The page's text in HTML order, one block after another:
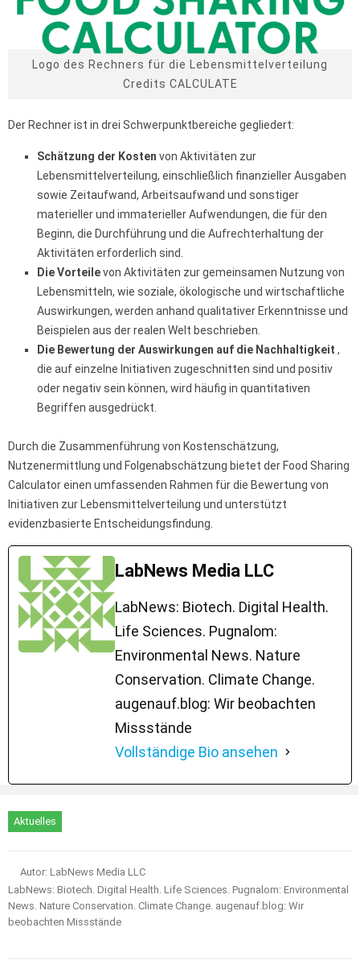
Logo des Rechners für die Lebensmittelverteilung
Credits CALCULATE
Der Rechner ist in drei Schwerpunktbereiche gegliedert:
Schätzung der Kosten von Aktivitäten zur
Lebensmittelverteilung, einschließlich finanzieller Ausgaben
sowie Zeitaufwand, Arbeitsaufwand und sonstiger
materieller und immaterieller Aufwendungen, die für den
Beginn, die Durchführung und die Aufrechterhaltung der
Aktivitäten erforderlich sind.
Die Vorteilevon Aktivitäten zur gemeinsamen Nutzung von
Lebensmitteln, wie soziale, ökologische und wirtschaftliche
Auswirkungen, werden anhand qualitativer Erkenntnisse und
Beispielen aus der realen Welt beschrieben.
Die Bewertung der Auswirkungen auf die Nachhaltigkeit ,
die auf einzelne Initiativen zugeschnitten sind und positiv
oder negativ sein können, wird häufig in quantitativen
Begriffen ausgedrückt.
Durch die Zusammenführung von Kostenschätzung,
Nutzenermittlung und Folgenabschätzung bietet der Food Sharing
Calculator einen umfassenden Rahmen für die Bewertung von
Initiativen zur Lebensmittelverteilung und unterstützt
evidenzbasierte Entscheidungsfindung.
LabNews Media LLC
LabNews: Biotech. Digital Health.
Life Sciences. Pugnalom:
Environmental News. Nature
Conservation. Climate Change.
augenauf.blog: Wir beobachten
Missstände
Vollständige Bio ansehen
Aktuelles
Autor: LabNews Media LLC
LabNews: Biotech. Digital Health. Life Sciences. Pugnalom: Environmental
News. Nature Conservation. Climate Change. augenauf.blog: Wir
beobachten Missstände